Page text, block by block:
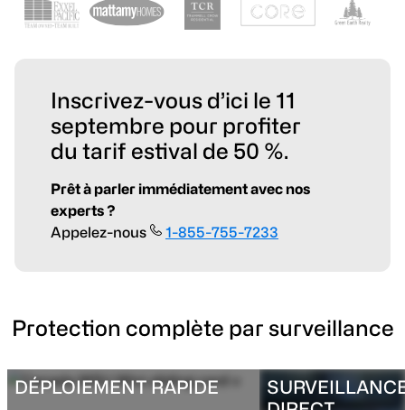
Inscrivez-vous d’ici le 11
septembre pour profiter
du tarif estival de 50 %.
Prêt à parler immédiatement avec nos
experts ?
Appelez-nous
1-855-755-7233
Protection complète par surveillance
DÉPLOIEMENT RAPIDE